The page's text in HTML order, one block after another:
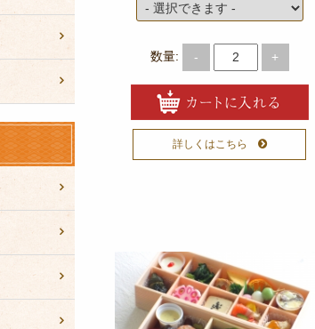
数量: - +
詳しくはこちら